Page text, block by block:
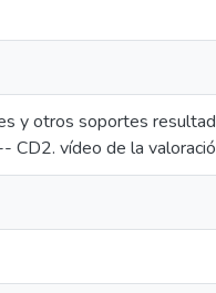
y otros soportes
CD2. vídeo de la